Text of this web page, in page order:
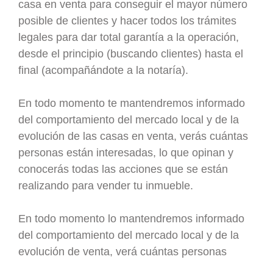
casa en venta para conseguir el mayor número
posible de clientes y hacer todos los trámites
legales para dar total garantía a la operación,
desde el principio (buscando clientes) hasta el
final (acompañándote a la notaría).
En todo momento te mantendremos informado
del comportamiento del mercado local y de la
evolución de las casas en venta, verás cuántas
personas están interesadas, lo que opinan y
conocerás todas las acciones que se están
realizando para vender tu inmueble.
En todo momento lo mantendremos informado
del comportamiento del mercado local y de la
evolución de venta, verá cuántas personas